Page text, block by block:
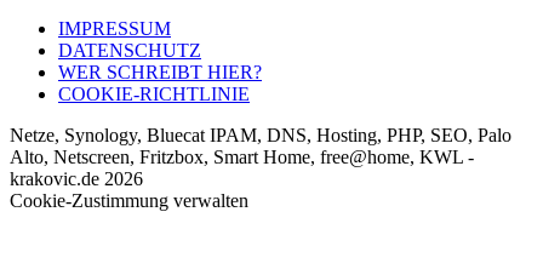
IMPRESSUM
DATENSCHUTZ
WER SCHREIBT HIER?
COOKIE-RICHTLINIE
Netze, Synology, Bluecat IPAM, DNS, Hosting, PHP, SEO, Palo
Alto, Netscreen, Fritzbox, Smart Home, free@home, KWL -
krakovic.de 2026
Cookie-Zustimmung verwalten